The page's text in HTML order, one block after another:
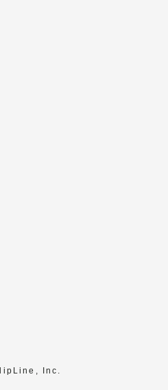
するご案内
ナー等に関連するご案
三者への提供は致しま
く場合、人の生命、身
ために必要であって、
ことが困難な場合、ご
人情報の利用・提供を
。
ます。
たっては事前に選定
護に関する契約書を交
Inc.